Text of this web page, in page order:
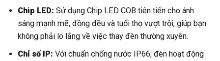
Chip LED: Sử dụng Chip LED COB tiên tiến cho ánh
sáng mạnh mẽ, đồng đều và tuổi thọ vượt trội, giúp bạn
không phải lo lắng về việc thay đèn thường xuyên.
Chỉ số IP: Với chuẩn chống nước IP66, đèn hoạt động